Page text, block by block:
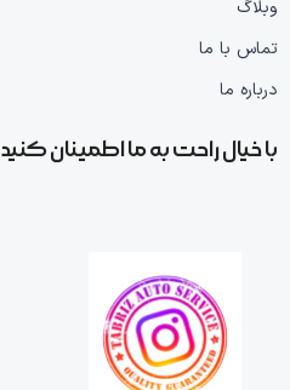
وبلاگ
تماس با ما
درباره ما
با خیال راحت به ما اطمینان کنید